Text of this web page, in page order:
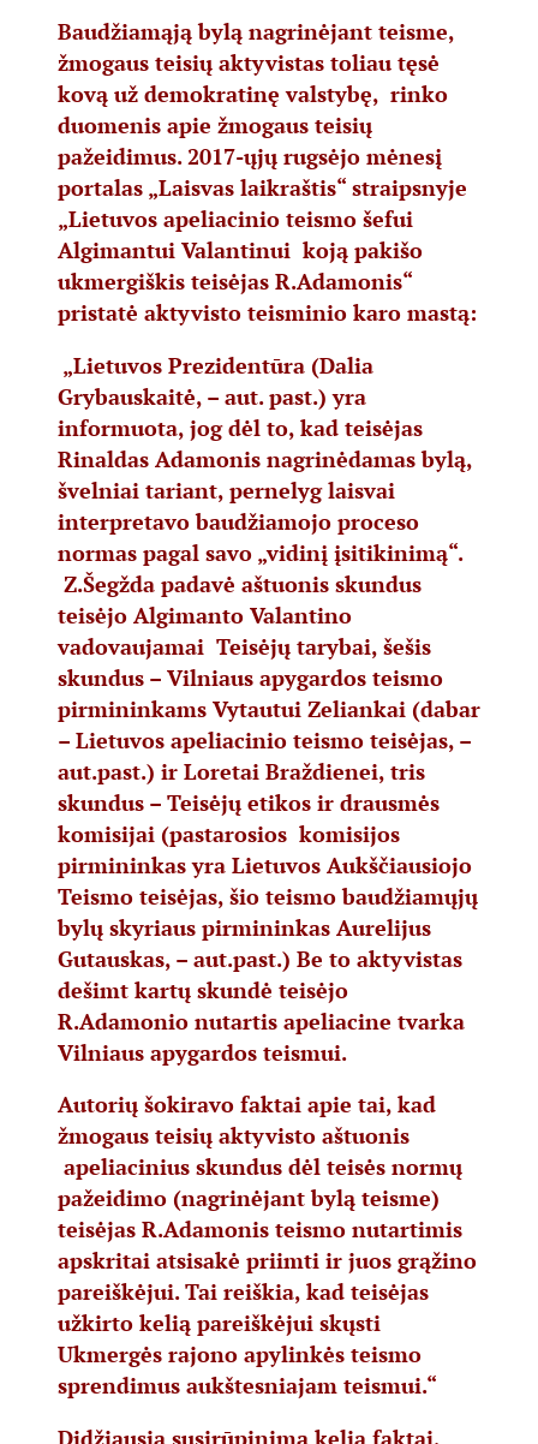
Baudžiamąją bylą nagrinėjant teisme,
žmogaus teisių aktyvistas toliau tęsė
kovą už demokratinę valstybę, rinko
duomenis apie žmogaus teisių
pažeidimus. 2017-ųjų rugsėjo mėnesį
portalas „Laisvas laikraštis“ straipsnyje
„Lietuvos apeliacinio teismo šefui
Algimantui Valantinui koją pakišo
ukmergiškis teisėjas R.Adamonis“
pristatė aktyvisto teisminio karo mastą:
„Lietuvos Prezidentūra (Dalia
Grybauskaitė, – aut. past.) yra
informuota, jog dėl to, kad teisėjas
Rinaldas Adamonis nagrinėdamas bylą,
švelniai tariant, pernelyg laisvai
interpretavo baudžiamojo proceso
normas pagal savo „vidinį įsitikinimą“.
Z.Šegžda padavė aštuonis skundus
teisėjo Algimanto Valantino
vadovaujamai Teisėjų tarybai, šešis
skundus – Vilniaus apygardos teismo
pirmininkams Vytautui Zeliankai (dabar
– Lietuvos apeliacinio teismo teisėjas, –
aut.past.) ir Loretai Braždienei, tris
skundus – Teisėjų etikos ir drausmės
komisijai (pastarosios komisijos
pirmininkas yra Lietuvos Aukščiausiojo
Teismo teisėjas, šio teismo baudžiamųjų
bylų skyriaus pirmininkas Aurelijus
Gutauskas, – aut.past.) Be to aktyvistas
dešimt kartų skundė teisėjo
R.Adamonio nutartis apeliacine tvarka
Vilniaus apygardos teismui.
Autorių šokiravo faktai apie tai, kad
žmogaus teisių aktyvisto aštuonis
apeliacinius skundus dėl teisės normų
pažeidimo (nagrinėjant bylą teisme)
teisėjas R.Adamonis teismo nutartimis
apskritai atsisakė priimti ir juos grąžino
pareiškėjui. Tai reiškia, kad teisėjas
užkirto kelią pareiškėjui skųsti
Ukmergės rajono apylinkės teismo
sprendimus aukštesniajam teismui.“